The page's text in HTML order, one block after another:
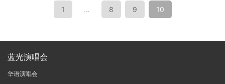
1 … 8 9 10
蓝光演唱会
华语演唱会